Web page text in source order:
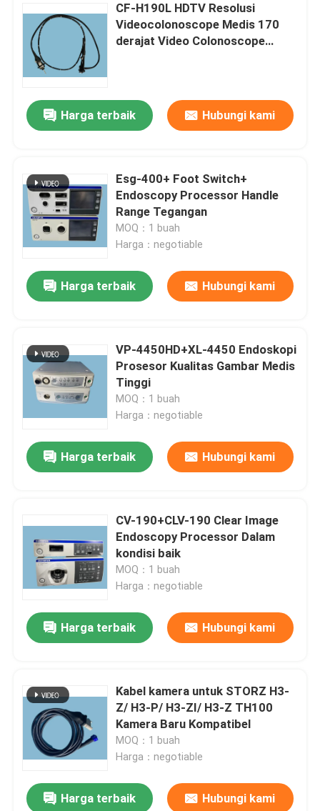
CF-H190L HDTV Resolusi
Videocolonoscope Medis 170
derajat Video Colonoscope
Harga terbaik Hubungi kami
Esg-400+ Foot Switch+
Endoscopy Processor Handle
Range Tegangan
MOQ：1 buah
Harga：negotiable
Harga terbaik Hubungi kami
VP-4450HD+XL-4450 Endoskopi
Prosesor Kualitas Gambar Medis
Tinggi
MOQ：1 buah
Harga：negotiable
Harga terbaik Hubungi kami
CV-190+CLV-190 Clear Image
Endoscopy Processor Dalam
kondisi baik
MOQ：1 buah
Harga：negotiable
Harga terbaik Hubungi kami
Kabel kamera untuk STORZ H3-
Z/ H3-P/ H3-ZI/ H3-Z TH100
Kamera Baru Kompatibel
MOQ：1 buah
Harga：negotiable
Harga terbaik Hubungi kami